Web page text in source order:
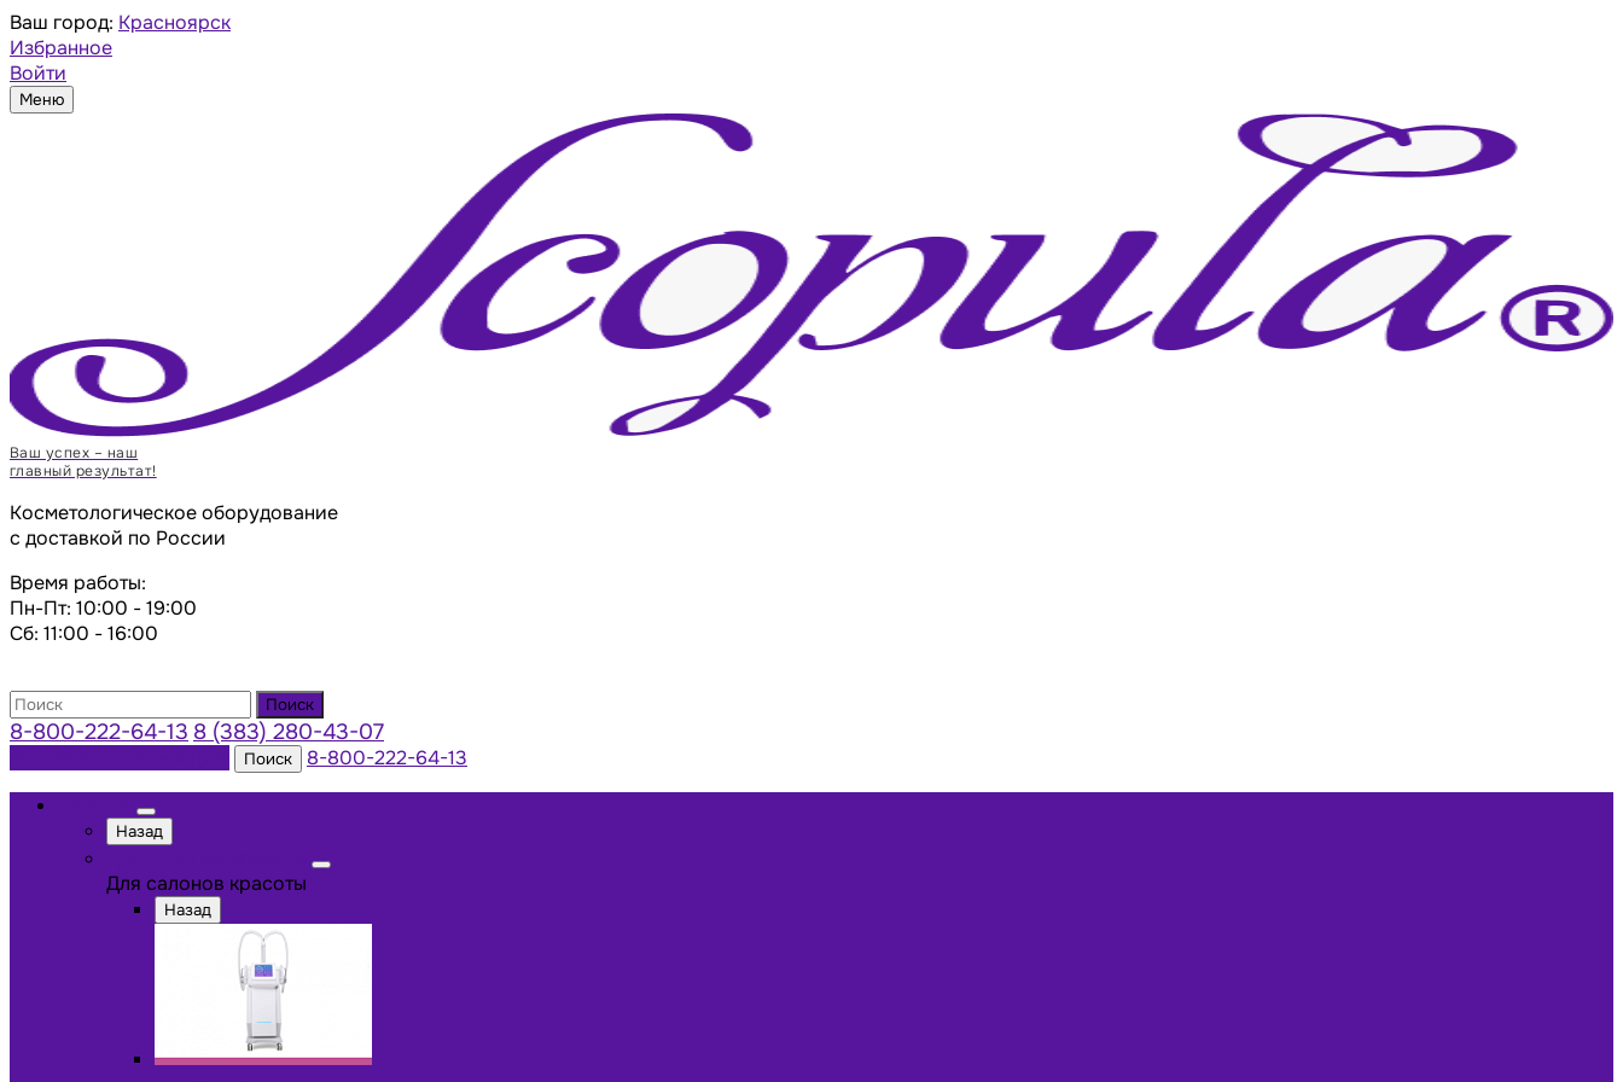
Ваш город: Красноярск
Избранное
Войти
Меню
Ваш успех – наш
главный результат!
Косметологическое оборудование
с доставкой по России
Время работы:
Пн-Пт: 10:00 - 19:00
Сб: 11:00 - 16:00
Поиск
8-800-222-64-13 8 (383) 280-43-07
Поиск
8-800-222-64-13
Назад
Для салонов красоты
Назад